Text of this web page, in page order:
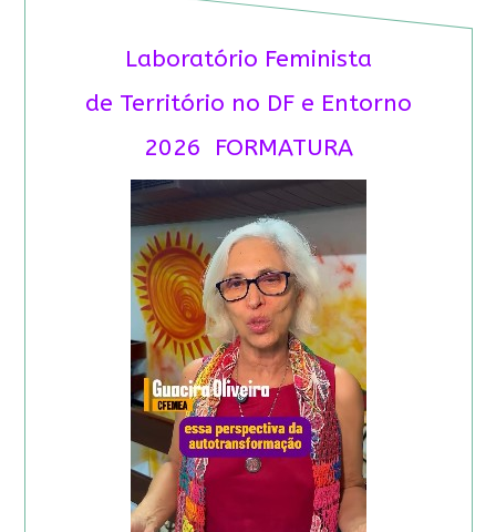
Laboratório Feminista
de Território no DF e Entorno
2026 FORMATURA